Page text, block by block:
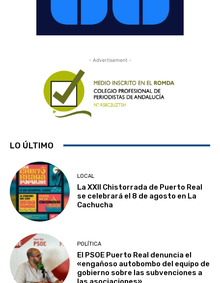
- Advertisement -
LO ÚLTIMO
LOCAL
La XXII Chistorrada de Puerto Real
se celebrará el 8 de agosto en La
Cachucha
POLÍTICA
El PSOE Puerto Real denuncia el
«engañoso autobombo del equipo de
gobierno sobre las subvenciones a